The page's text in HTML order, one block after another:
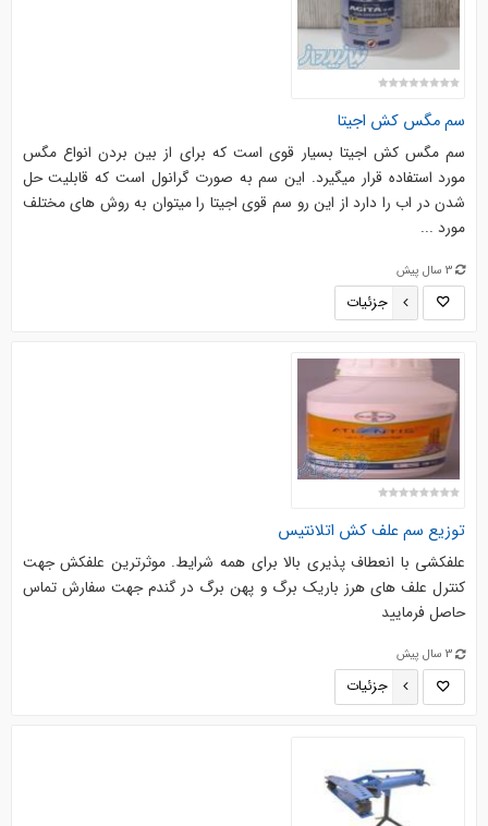
سم مگس کش اجیتا
سم مگس کش اجیتا بسیار قوی است که برای از بین بردن انواع مگس
مورد استفاده قرار میگیرد. این سم به صورت گرانول است که قابلیت حل
شدن در اب را دارد از این رو سم قوی اجیتا را میتوان به روش های مختلف
مورد ...
3 سال پیش
جزئیات
توزیع سم علف کش اتلانتیس
علفکشی با انعطاف پذیری بالا برای همه شرایط. موثرترین علفکش جهت
کنترل علف های هرز باریک برگ و پهن برگ در گندم جهت سفارش تماس
حاصل فرمایید
3 سال پیش
جزئیات